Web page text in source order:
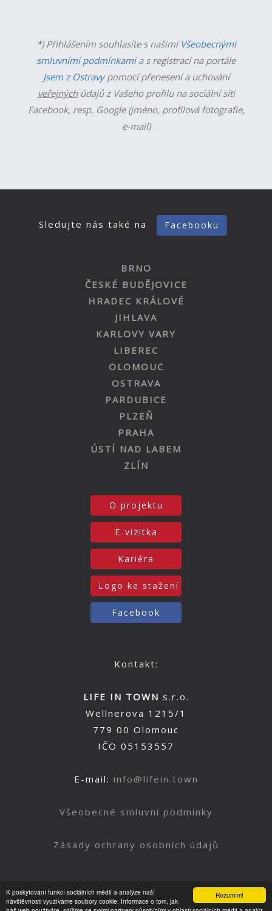
Rozumím!
K poskytování funkcí sociálních médií a analýze naší
návštěvnosti využíváme soubory cookie. Informace o tom, jak
*) Přihlášením souhlasíte s našimi Všeobecnými
smluvními podmínkamia s registrací na portále
Jsem z Ostravypomocí přenesení a uchování
veřejnýchúdajů z Vašeho profilu na sociální síti
Facebook, resp. Google (jméno, profilová fotografie,
e-mail)
Sledujte nás také na Facebooku
BRNO
ČESKÉ BUDĚJOVICE
HRADEC KRÁLOVÉ
JIHLAVA
KARLOVY VARY
LIBEREC
OLOMOUC
OSTRAVA
PARDUBICE
PLZEŇ
PRAHA
ÚSTÍ NAD LABEM
ZLÍN
O projektu
E-vizitka
Kariéra
Logo ke stažení
Facebook
Kontakt:
LIFE IN TOWN s.r.o.
Wellnerova 1215/1
779 00 Olomouc
IČO 05153557
E-mail: info@lifein.town
Všeobecné smluvní podmínky
Zásady ochrany osobních údajů
Nahoru